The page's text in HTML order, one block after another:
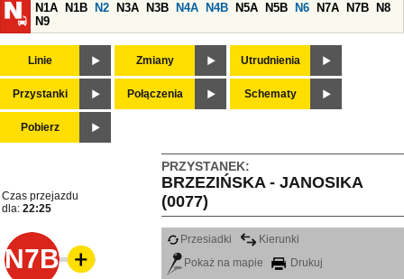
N1A
N1B N2 N3A N3B N4A N4B N5A N5B N6 N7A N7B
N8
N9
Linie Zmiany Utrudnienia
Przystanki Połączenia Schematy
Pobierz
PRZYSTANEK:
BRZEZIŃSKA - JANOSIKA
(0077)
Czas przejazdu
dla: 22:25
N7B
Przesiadki
Kierunki
Pokaż na mapie
Drukuj